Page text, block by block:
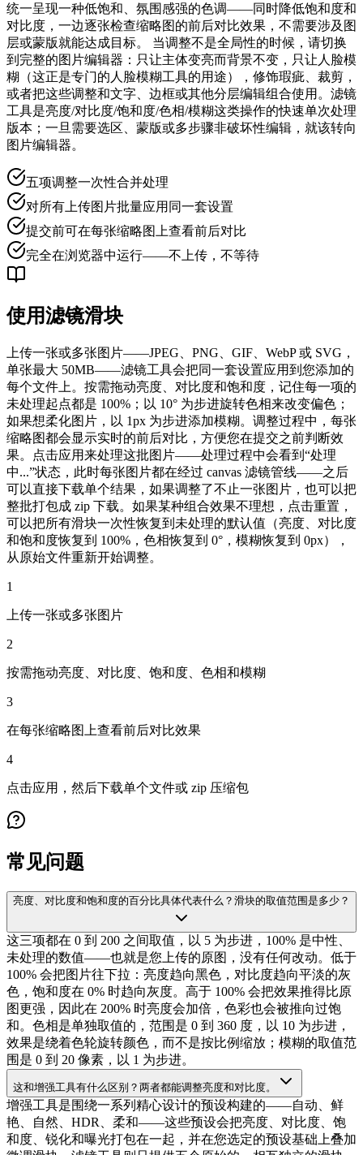
统一呈现一种低饱和、氛围感强的色调——同时降低饱和度和
对比度，一边逐张检查缩略图的前后对比效果，不需要涉及图
层或蒙版就能达成目标。 当调整不是全局性的时候，请切换
到完整的图片编辑器：只让主体变亮而背景不变，只让人脸模
糊（这正是专门的人脸模糊工具的用途），修饰瑕疵、裁剪，
或者把这些调整和文字、边框或其他分层编辑组合使用。滤镜
工具是亮度/对比度/饱和度/色相/模糊这类操作的快速单次处理
版本；一旦需要选区、蒙版或多步骤非破坏性编辑，就该转向
图片编辑器。
五项调整一次性合并处理
对所有上传图片批量应用同一套设置
提交前可在每张缩略图上查看前后对比
完全在浏览器中运行——不上传，不等待
使用滤镜滑块
上传一张或多张图片——JPEG、PNG、GIF、WebP 或 SVG，
单张最大 50MB——滤镜工具会把同一套设置应用到您添加的
每个文件上。按需拖动亮度、对比度和饱和度，记住每一项的
未处理起点都是 100%；以 10° 为步进旋转色相来改变偏色；
如果想柔化图片，以 1px 为步进添加模糊。调整过程中，每张
缩略图都会显示实时的前后对比，方便您在提交之前判断效
果。点击应用来处理这批图片——处理过程中会看到“处理
中...”状态，此时每张图片都在经过 canvas 滤镜管线——之后
可以直接下载单个结果，如果调整了不止一张图片，也可以把
整批打包成 zip 下载。如果某种组合效果不理想，点击重置，
可以把所有滑块一次性恢复到未处理的默认值（亮度、对比度
和饱和度恢复到 100%，色相恢复到 0°，模糊恢复到 0px），
从原始文件重新开始调整。
1
上传一张或多张图片
2
按需拖动亮度、对比度、饱和度、色相和模糊
3
在每张缩略图上查看前后对比效果
4
点击应用，然后下载单个文件或 zip 压缩包
常见问题
亮度、对比度和饱和度的百分比具体代表什么？滑块的取值范围是多少？
这三项都在 0 到 200 之间取值，以 5 为步进，100% 是中性、
未处理的数值——也就是您上传的原图，没有任何改动。低于
100% 会把图片往下拉：亮度趋向黑色，对比度趋向平淡的灰
色，饱和度在 0% 时趋向灰度。高于 100% 会把效果推得比原
图更强，因此在 200% 时亮度会加倍，色彩也会被推向过饱
和。色相是单独取值的，范围是 0 到 360 度，以 10 为步进，
效果是绕着色轮旋转颜色，而不是按比例缩放；模糊的取值范
围是 0 到 20 像素，以 1 为步进。
这和增强工具有什么区别？两者都能调整亮度和对比度。
增强工具是围绕一系列精心设计的预设构建的——自动、鲜
艳、自然、HDR、柔和——这些预设会把亮度、对比度、饱
和度、锐化和曝光打包在一起，并在您选定的预设基础上叠加